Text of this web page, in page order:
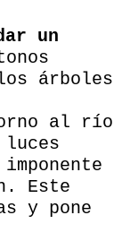
un
árboles
al río
luces
Este
y pone